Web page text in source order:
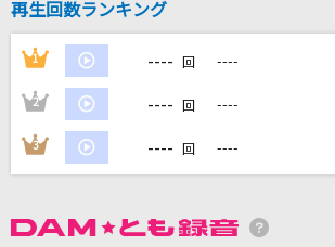
カラオケ最新情報をチェック！
DAMに会員登録・ログインして
再生回数ランキング
1 ---- 回 ----
2 ---- 回 ----
3 ---- 回 ----